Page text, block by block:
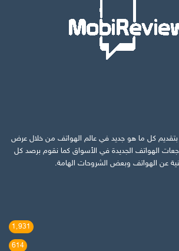
بتقديم كل ما هو جديد في عالم الهواتف من خلال عرض
الهواتف الجديدة في الأسواق كما نقوم برصد كل
عن الهواتف وبعض الشروحات الهامة.
1٬931
614